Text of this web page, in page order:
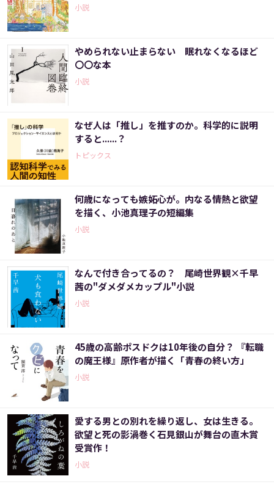
小説
やめられない止まらない 眠れなくなるほど
〇〇な本
小説
なぜ人は「推し」を推すのか。科学的に説明
すると......？
トピックス
何歳になっても嫉妬心が。内なる情熱と欲望
を描く、小池真理子の短編集
小説
なんで付き合ってるの？ 尾崎世界観×千早
茜の"ダメダメカップル"小説
小説
45歳の高齢ポスドクは10年後の自分？ 『転職
の魔王様』原作者が描く「青春の終い方」
小説
愛する男との別れを繰り返し、女は生きる。
欲望と死の影渦巻く石見銀山が舞台の直木賞
受賞作！
小説